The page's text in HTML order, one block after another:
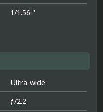
1/1.56 "
Ultra-wide
ƒ/2.2